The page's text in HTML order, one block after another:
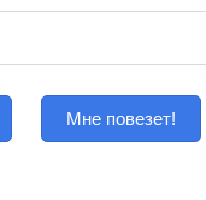
Мне повезет!